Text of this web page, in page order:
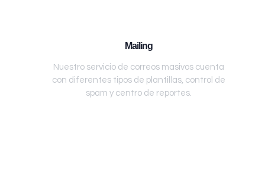
Mailing
Nuestro servicio de correos masivos cuenta
con diferentes tipos de plantillas, control de
spam y centro de reportes.